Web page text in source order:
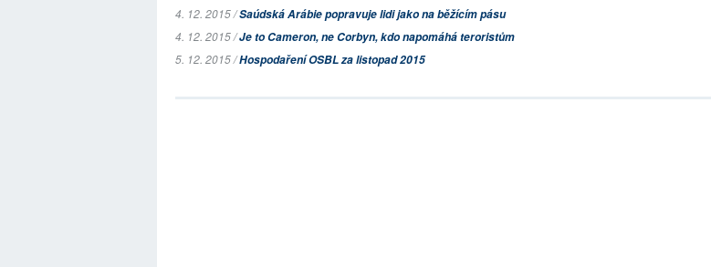
4. 12. 2015 /Saúdská Arábie popravuje lidi jako na běžícím pásu
4. 12. 2015 /Je to Cameron, ne Corbyn, kdo napomáhá teroristům
5. 12. 2015 /Hospodaření OSBL za listopad 2015